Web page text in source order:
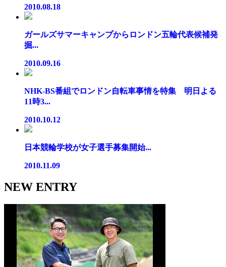
2010.08.18
ガールズサマーキャンプからロンドン五輪代表候補発
掘...
2010.09.16
NHK-BS番組でロンドン自転車事情を特集 明日よる
11時3...
2010.10.12
日本競輪学校が女子選手募集開始...
2010.11.09
NEW ENTRY